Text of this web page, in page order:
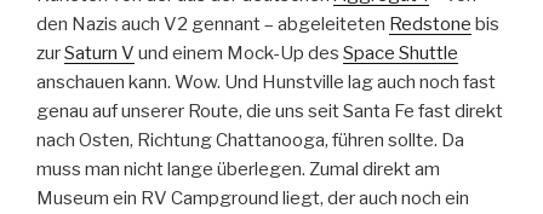
den Nazis auch V2 gennant – abgeleiteten Redstone bis
zurSaturn V und einem Mock-Up des Space Shuttle
anschauen kann. Wow. Und Hunstville lag auch noch fast
genau auf unserer Route, die uns seit Santa Fe fast direkt
nach Osten, Richtung Chattanooga, führen sollte. Da
muss man nicht lange überlegen. Zumal direkt am
Museum ein RV Campground liegt, der auch noch ein